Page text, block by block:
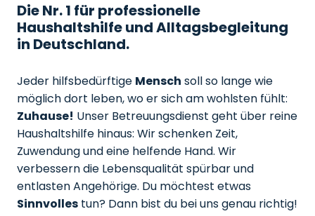
Die Nr. 1 für professionelle
Haushaltshilfe und Alltagsbegleitung
in Deutschland.
Jeder hilfsbedürftige Mensch soll so lange wie
möglich dort leben, wo er sich am wohlsten fühlt:
Zuhause! Unser Betreuungsdienst geht über reine
Haushaltshilfe hinaus: Wir schenken Zeit,
Zuwendung und eine helfende Hand. Wir
verbessern die Lebensqualität spürbar und
entlasten Angehörige. Du möchtest etwas
Sinnvolles tun? Dann bist du bei uns genau richtig!